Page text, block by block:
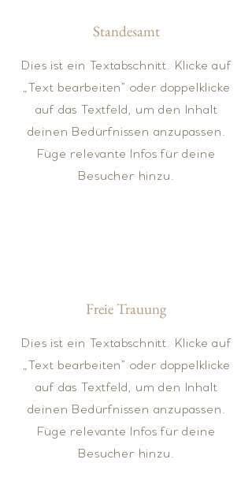
Standesamt
Dies ist ein Textabschnitt. Klicke auf
„Text bearbeiten” oder doppelklicke
auf das Textfeld, um den Inhalt
deinen Bedürfnissen anzupassen.
Füge relevante Infos für deine
Besucher hinzu.
Freie Trauung
Dies ist ein Textabschnitt. Klicke auf
„Text bearbeiten” oder doppelklicke
auf das Textfeld, um den Inhalt
deinen Bedürfnissen anzupassen.
Füge relevante Infos für deine
Besucher hinzu.